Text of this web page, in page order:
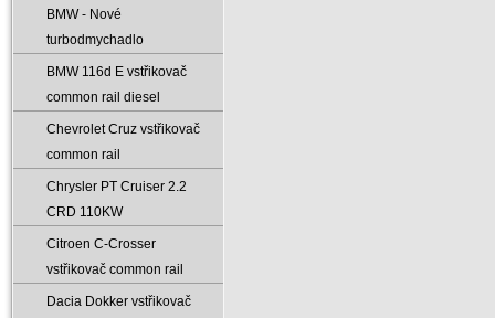
BMW - Nové
turbodmychadlo
BMW 116d E vstřikovač
common rail diesel
Chevrolet Cruz vstřikovač
common rail
Chrysler PT Cruiser 2.2
CRD 110KW
Citroen C-Crosser
vstřikovač common rail
Dacia Dokker vstřikovač